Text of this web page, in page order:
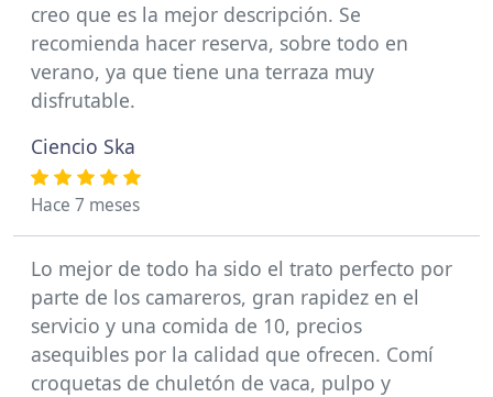
creo que es la mejor descripción. Se
recomienda hacer reserva, sobre todo en
verano, ya que tiene una terraza muy
disfrutable.
Ciencio Ska
Hace 7 meses
Lo mejor de todo ha sido el trato perfecto por
parte de los camareros, gran rapidez en el
servicio y una comida de 10, precios
asequibles por la calidad que ofrecen. Comí
croquetas de chuletón de vaca, pulpo y